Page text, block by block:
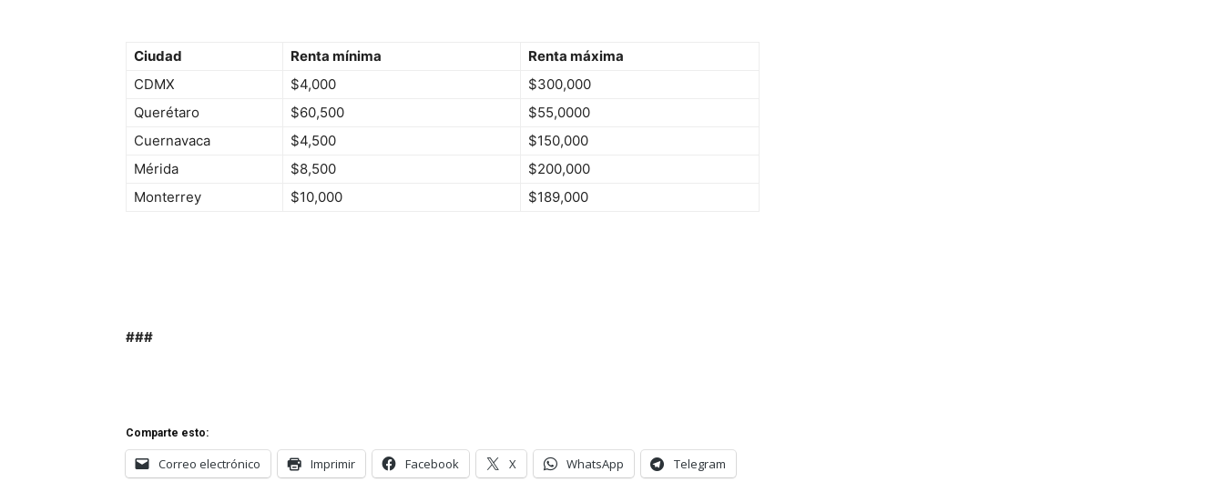
Ciudad Renta mínima
Renta máxima
CDMX
$4,000
$300,000
Querétaro
$60,500
$55,0000
Cuernavaca
$4,500
$150,000
Mérida
$8,500
$200,000
Monterrey
$10,000 $189,000
###
Comparte esto:
Correo electrónico Imprimir Facebook X WhatsApp Telegram